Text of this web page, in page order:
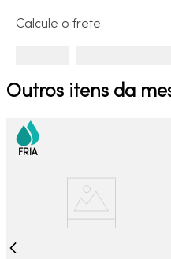
Calcule o frete:
Outros itens da